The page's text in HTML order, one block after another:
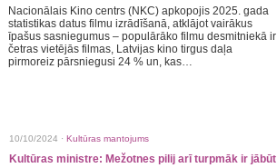
Nacionālais Kino centrs (NKC) apkopojis 2025. gada
statistikas datus filmu izrādīšanā, atklājot vairākus
īpašus sasniegumus – populārāko filmu desmitniekā ir
četras vietējās filmas, Latvijas kino tirgus daļa
pirmoreiz pārsniegusi 24 % un, kas…
10/10/2024 · Kultūras mantojums
Kultūras ministre: Mežotnes pilij arī turpmāk ir jābūt